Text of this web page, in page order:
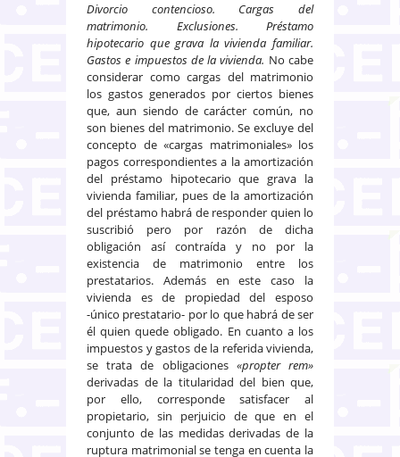
Divorcio contencioso. Cargas del
matrimonio. Exclusiones. Préstamo
hipotecario que grava la vivienda familiar.
Gastos e impuestos de la vivienda. No cabe
considerar como cargas del matrimonio
los gastos generados por ciertos bienes
que, aun siendo de carácter común, no
son bienes del matrimonio. Se excluye del
concepto de «cargas matrimoniales» los
pagos correspondientes a la amortización
del préstamo hipotecario que grava la
vivienda familiar, pues de la amortización
del préstamo habrá de responder quien lo
suscribió pero por razón de dicha
obligación así contraída y no por la
existencia de matrimonio entre los
prestatarios. Además en este caso la
vivienda es de propiedad del esposo
-único prestatario- por lo que habrá de ser
él quien quede obligado. En cuanto a los
impuestos y gastos de la referida vivienda,
se trata de obligaciones «propter rem»
derivadas de la titularidad del bien que,
por ello, corresponde satisfacer al
propietario, sin perjuicio de que en el
conjunto de las medidas derivadas de la
ruptura matrimonial se tenga en cuenta la